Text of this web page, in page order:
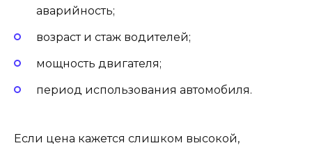
аварийность;
возраст и стаж водителей;
мощность двигателя;
период использования автомобиля.
Если цена кажется слишком высокой,